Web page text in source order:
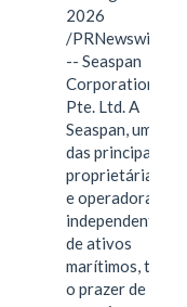
2026
/PRNewswire/
-- Seaspan
Corporation
Pte. Ltd. A
Seaspan, uma
das principais
proprietárias
e operadoras
independentes
de ativos
marítimos, tem
o prazer de